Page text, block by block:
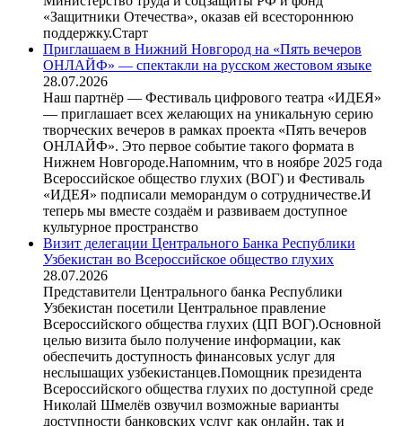
«Защитники Отечества», оказав ей всестороннюю
поддержку.Старт
Приглашаем в Нижний Новгород на «Пять вечеров
ОНЛАЙФ» — спектакли на русском жестовом языке
28.07.2026
Наш партнёр — Фестиваль цифрового театра «ИДЕЯ»
— приглашает всех желающих на уникальную серию
творческих вечеров в рамках проекта «Пять вечеров
ОНЛАЙФ». Это первое событие такого формата в
Нижнем Новгороде.Напомним, что в ноябре 2025 года
Всероссийское общество глухих (ВОГ) и Фестиваль
«ИДЕЯ» подписали меморандум о сотрудничестве.И
теперь мы вместе создаём и развиваем доступное
культурное пространство
Визит делегации Центрального Банка Республики
Узбекистан во Всероссийское общество глухих
28.07.2026
Представители Центрального банка Республики
Узбекистан посетили Центральное правление
Всероссийского общества глухих (ЦП ВОГ).Основной
целью визита было получение информации, как
обеспечить доступность финансовых услуг для
неслышащих узбекистанцев.Помощник президента
Всероссийского общества глухих по доступной среде
Николай Шмелёв озвучил возможные варианты
доступности банковских услуг как онлайн, так и